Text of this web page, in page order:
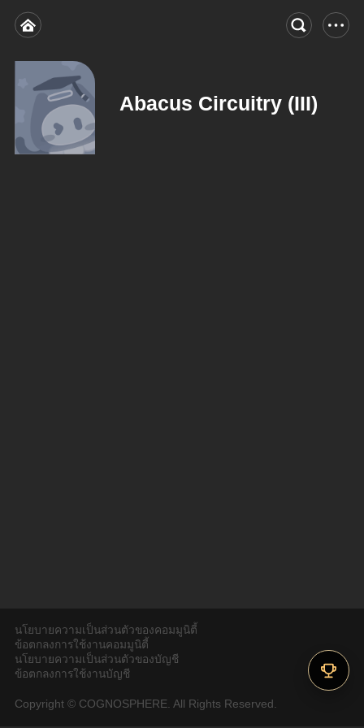
Abacus Circuitry (III)
นโยบายความเป็นส่วนตัวของคอมมูนิตี้
ข้อตกลงการใช้งานคอมมูนิตี้
นโยบายความเป็นส่วนตัวของบัญชี
ข้อตกลงการใช้งานบัญชี
Copyright © COGNOSPHERE. All Rights Reserved.